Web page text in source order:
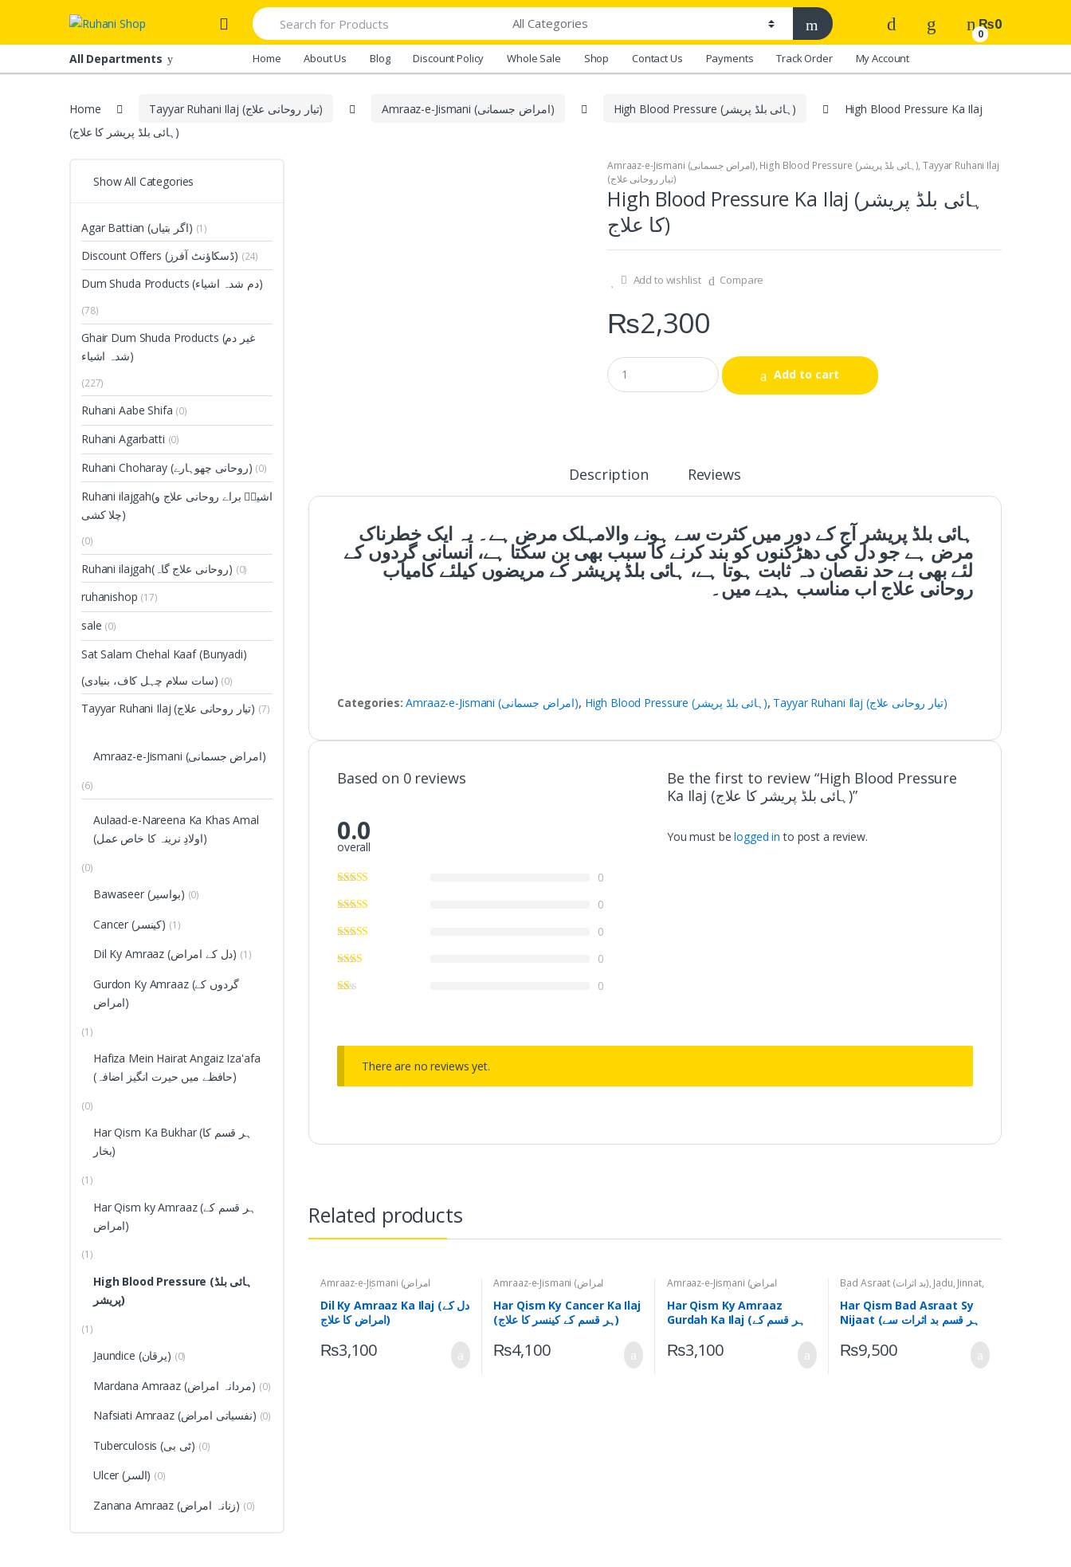
navigation
content
Search
for:
0
₨0
All Departments Home About Us Blog Discount Policy Whole Sale Shop Contact Us Payments Track Order My Account
Home Tayyar Ruhani Ilaj (تیار روحانی علاج) Amraaz-e-Jismani (امراض جسمانی) High Blood Pressure (ہائی بلڈ پریشر)
High Blood Pressure Ka Ilaj
(ہائی بلڈ پریشر کا علاج)
Amraaz-e-Jismani (امراض جسمانی), High Blood Pressure (ہائی بلڈ پریشر),Tayyar Ruhani Ilaj
(تیار روحانی علاج)
High Blood Pressure Ka Ilaj (ہائی بلڈ پریشر
کا علاج)
Add to wishlist Compare
₨2,300
Q
u
a
Add to cart
Description Reviews
ہائی بلڈ پریشر آج کے دور میں کثرت سے ہونے والامہلک مرض ہے۔ یہ ایک خطرناک
مرض ہے جو دل کی دھڑکنوں کو بند کرنے کا سبب بھی بن سکتا ہے، انسانی گردوں کے
لئے بھی بے حد نقصان دہ ثابت ہوتا ہے، ہائی بلڈ پریشر کے مریضوں کیلئے کامیاب
روحانی علاج اب مناسب ہدیے میں۔
Categories: Amraaz-e-Jismani (امراض جسمانی), High Blood Pressure (ہائی بلڈ پریشر), Tayyar Ruhani Ilaj (تیار روحانی علاج)
Based on 0 reviews
0.0
overall
0
0
0
0
0
Be the first to review “High Blood Pressure
Ka Ilaj (ہائی بلڈ پریشر کا علاج)”
You must belogged in to post a review.
There are no reviews yet.
Related products
Amraaz-e-Jismani (امراض
Dil Ky Amraaz (دل کے
امراض), Tayyar Ruhani Ilaj (تیار
روحانی علاج)
Dil Ky Amraaz Ka Ilaj (دل کے
امراض کا علاج)
₨3,100
Amraaz-e-Jismani (امراض
Ruhani Ilaj (تیار روحانی علاج)
Har Qism Ky Cancer Ka Ilaj
(ہر قسم کے کینسر کا علاج)
₨4,100
Amraaz-e-Jismani (امراض
Gurdon Ky Amraaz
(گردوں کے امراض),Tayyar Ruhani
Ilaj (تیار روحانی علاج)
Har Qism Ky Amraaz
Gurdah Ka Ilaj (ہر قسم کے
₨3,100
Bad Asraat (بد اثرات), Jadu, Jinnat,
Shayateen, Nazr-e-Bad (جادو،
جنات، شیاطین، نظر بد),Tayyar
Ruhani Ilaj (تیار روحانی علاج)
Har Qism Bad Asraat Sy
Nijaat (ہر قسم بد اثرات سے
₨9,500
Show All Categories
Agar Battian (اگر بتیاں) (1)
Discount Offers (ڈسکاؤنٹ آفرز) (24)
Dum Shuda Products (دم شدہ اشیاء)
(78)
Ghair Dum Shuda Products (غیر دم
شدہ اشیاء)
(227)
Ruhani Aabe Shifa (0)
Ruhani Agarbatti (0)
Ruhani Choharay (روحانی چھوہارے) (0)
Ruhani ilajgah(اشیاؑ براے روحانی علاج و
چلا کشی)
(0)
Ruhani ilajgah(روحانی علاج گاہ) (0)
ruhanishop (17)
sale (0)
Sat Salam Chehal Kaaf (Bunyadi)
(سات سلام چہل کاف، بنیادی) (0)
Tayyar Ruhani Ilaj (تیار روحانی علاج) (7)
Amraaz-e-Jismani (امراض جسمانی)
(6)
Aulaad-e-Nareena Ka Khas Amal
(اولادِ نرینہ کا خاص عمل)
(0)
Bawaseer (بواسیر) (0)
Cancer (کینسر) (1)
Dil Ky Amraaz (دل کے امراض) (1)
Gurdon Ky Amraaz (گردوں کے
امراض)
(1)
Hafiza Mein Hairat Angaiz Iza'afa
(حافظے میں حیرت انگیز اضافہ)
(0)
Har Qism Ka Bukhar (ہر قسم کا
بخار)
(1)
Har Qism ky Amraaz (ہر قسم کے
امراض)
(1)
High Blood Pressure (ہائی بلڈ
پریشر)
(1)
Jaundice (یرقان) (0)
Mardana Amraaz (مردانہ امراض) (0)
Nafsiati Amraaz (نفسیاتی امراض) (0)
Tuberculosis (ٹی بی) (0)
Ulcer (السر) (0)
Zanana Amraaz (زنانہ امراض) (0)